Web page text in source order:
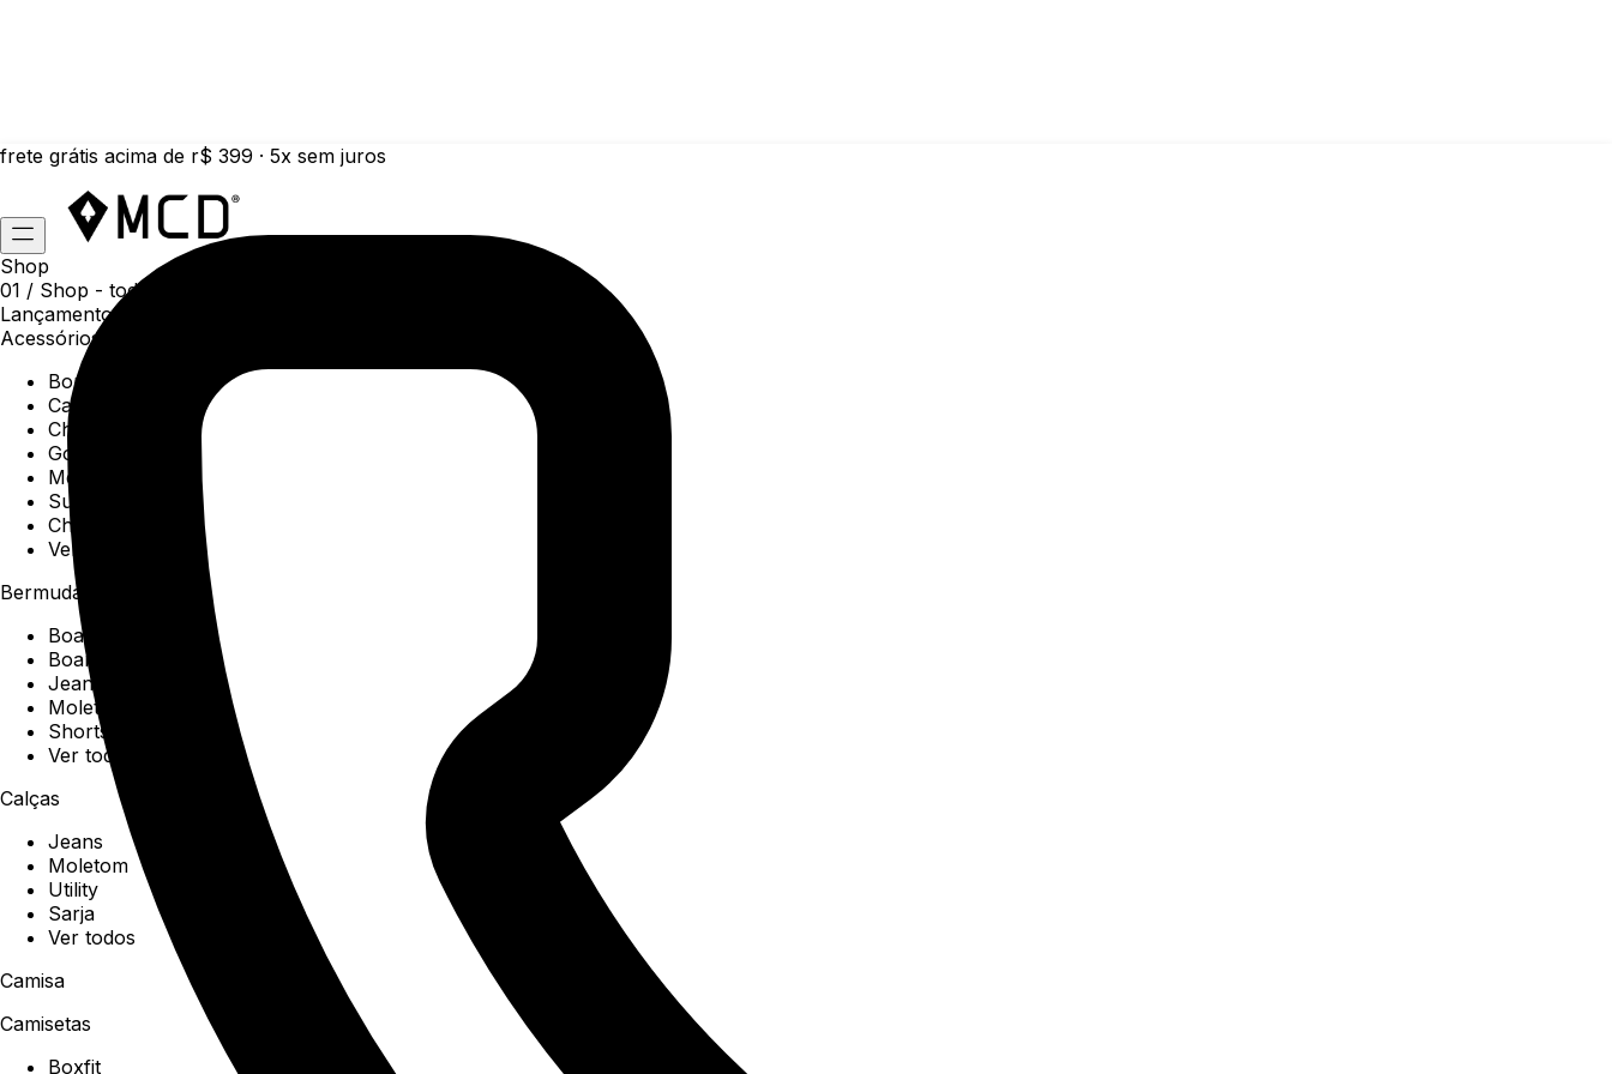
frete grátis acima de r$ 399 · 5x sem juros
Shop
01 / Shop - todas as categorias da coleção atual
Lançamentos da semana
Acessórios
Boné
Carteiras
Chaveiros
Gorros
Meias
Sunga
Chinelos
Ver todos
Bermudas
Boardshorts
Boardwalk
Jeans
Moletom
Shorts
Ver todos
Calças
Jeans
Moletom
Utility
Sarja
Ver todos
Camisa
Camisetas
Boxfit